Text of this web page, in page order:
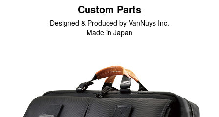
スマートフォンケース
iPhone17 Pro Max／iPhone17 Pro／iPhone17
iPhone16 Pro Max／iPhone15 Pro Max／iPhone14 Pro Max
iPhone15
Galaxy
XPERIA
Other
Custom Parts
Designed & Produced by VanNuys Inc.
Made in Japan